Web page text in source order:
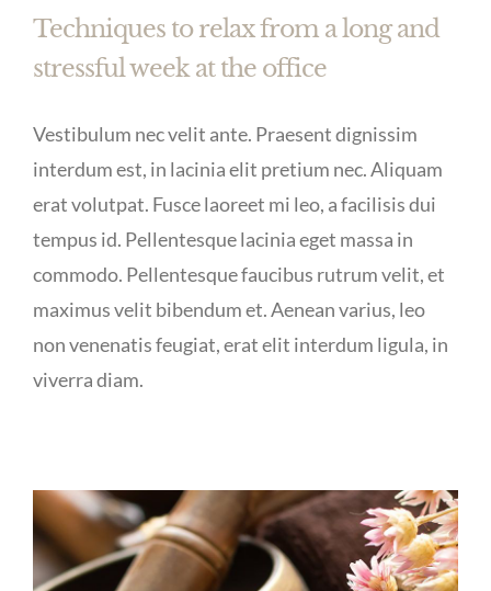
Techniques to relax from a long and
stressful week at the office
Vestibulum nec velit ante. Praesent dignissim
interdum est, in lacinia elit pretium nec. Aliquam
erat volutpat. Fusce laoreet mi leo, a facilisis dui
tempus id. Pellentesque lacinia eget massa in
commodo. Pellentesque faucibus rutrum velit, et
maximus velit bibendum et. Aenean varius, leo
non venenatis feugiat, erat elit interdum ligula, in
viverra diam.